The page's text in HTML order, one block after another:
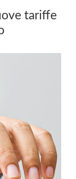
tariffe